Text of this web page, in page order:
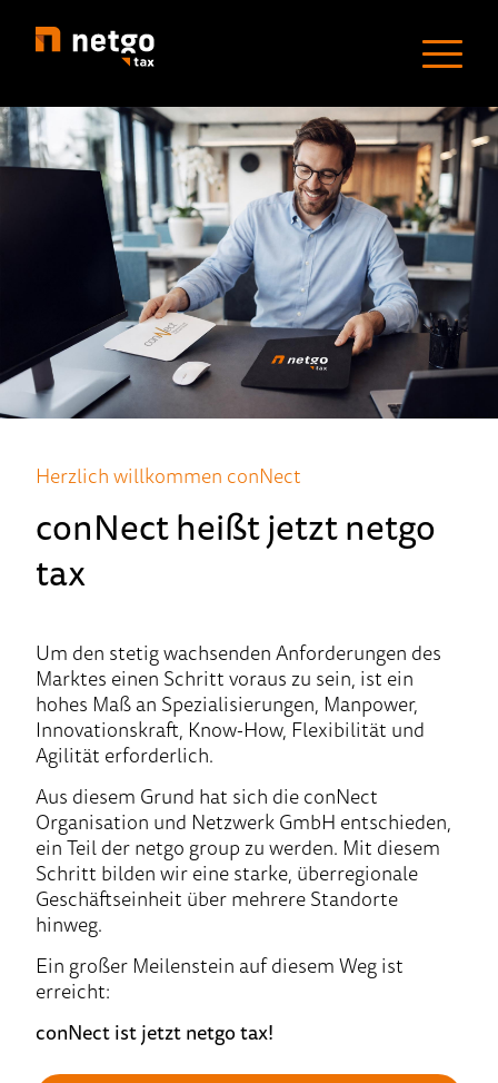
Herzlich willkommen conNect
conNect heißt jetzt netgo
tax
Um den stetig wachsenden Anforderungen des
Marktes einen Schritt voraus zu sein, ist ein
hohes Maß an Spezialisierungen, Manpower,
Innovationskraft, Know-How, Flexibilität und
Agilität erforderlich.
Aus diesem Grund hat sich die conNect
Organisation und Netzwerk GmbH entschieden,
ein Teil der netgo group zu werden. Mit diesem
Schritt bilden wir eine starke, überregionale
Geschäftseinheit über mehrere Standorte
hinweg.
Ein großer Meilenstein auf diesem Weg ist
erreicht:
conNect ist jetzt netgo tax!